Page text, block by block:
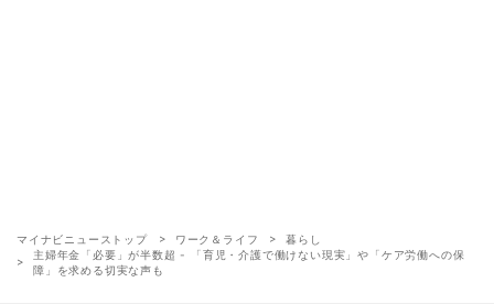
マイナビニューストップ ワーク＆ライフ
暮らし
主婦年金「必要」が半数超 - 「育児・介護で働けない現実」や「ケア労働への保
障」を求める切実な声も